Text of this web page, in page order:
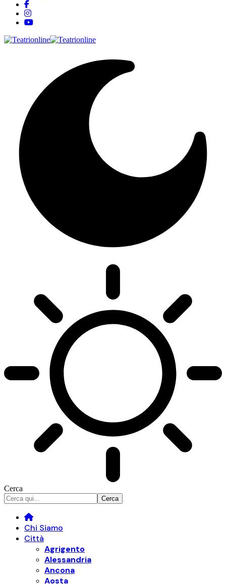
Cerca
Chi Siamo
Città
Agrigento
Alessandria
Ancona
Aosta